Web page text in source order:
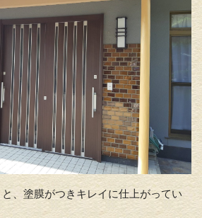
、塗膜がつきキレイに仕上がってい